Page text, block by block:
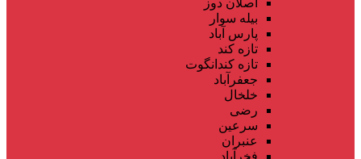
بیله سوار
پارس آباد
تازه کند
تازه کندانگوت
جعفرآباد
خلخال
رضی
سرعین
عنبران
فخرآباد